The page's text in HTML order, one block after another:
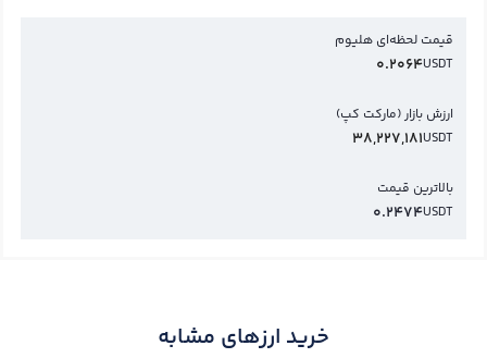
قیمت لحظه‌ای هلیوم
USDT
0.2064
ارزش بازار (مارکت کپ)
USDT
38,227,181
بالاترین قیمت
USDT
0.2474
خرید ارزهای مشابه